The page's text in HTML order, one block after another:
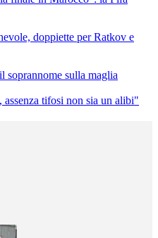
doppiette per Ratkov e
soprannome sulla maglia
tifosi non sia un alibi"